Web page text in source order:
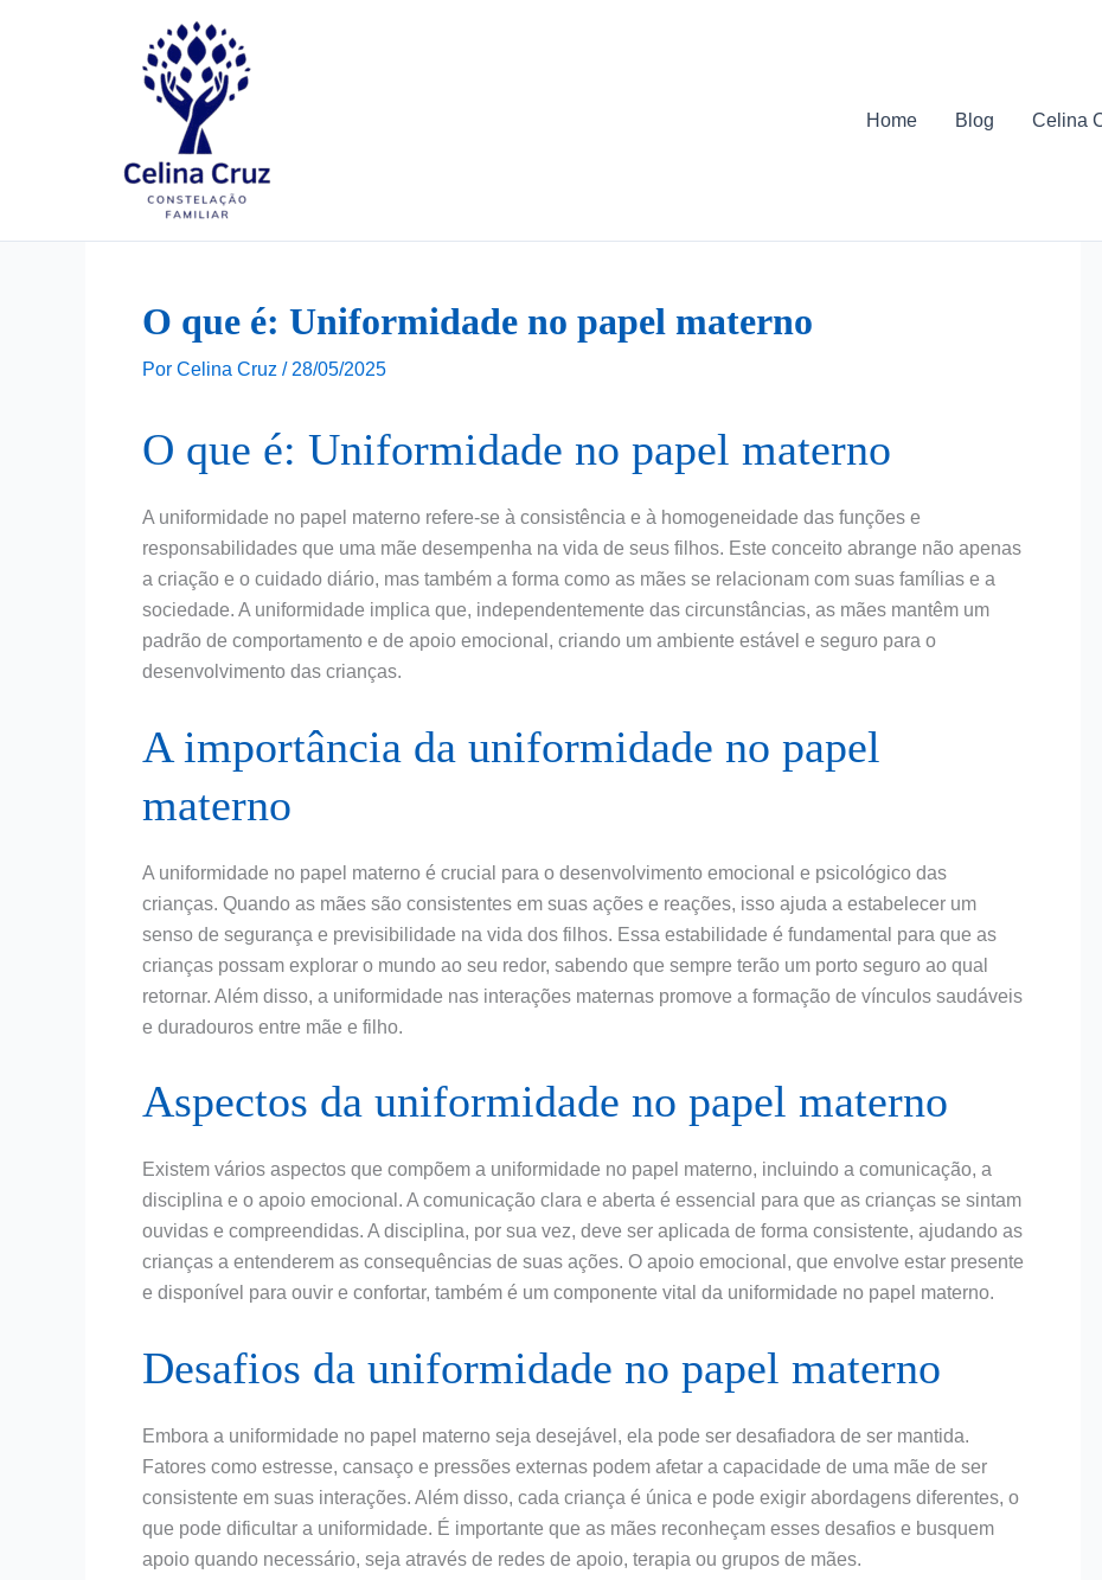
Home Blog Celina
O que é: Uniformidade no papel materno
Por Celina Cruz / 28/05/2025
O que é: Uniformidade no papel materno
A uniformidade no papel materno refere-se à consistência e à homogeneidade das funções e
responsabilidades que uma mãe desempenha na vida de seus filhos. Este conceito abrange não apenas
a criação e o cuidado diário, mas também a forma como as mães se relacionam com suas famílias e a
sociedade. A uniformidade implica que, independentemente das circunstâncias, as mães mantêm um
padrão de comportamento e de apoio emocional, criando um ambiente estável e seguro para o
desenvolvimento das crianças.
A importância da uniformidade no papel
materno
A uniformidade no papel materno é crucial para o desenvolvimento emocional e psicológico das
crianças. Quando as mães são consistentes em suas ações e reações, isso ajuda a estabelecer um
senso de segurança e previsibilidade na vida dos filhos. Essa estabilidade é fundamental para que as
crianças possam explorar o mundo ao seu redor, sabendo que sempre terão um porto seguro ao qual
retornar. Além disso, a uniformidade nas interações maternas promove a formação de vínculos saudáveis
e duradouros entre mãe e filho.
Aspectos da uniformidade no papel materno
Existem vários aspectos que compõem a uniformidade no papel materno, incluindo a comunicação, a
disciplina e o apoio emocional. A comunicação clara e aberta é essencial para que as crianças se sintam
ouvidas e compreendidas. A disciplina, por sua vez, deve ser aplicada de forma consistente, ajudando as
crianças a entenderem as consequências de suas ações. O apoio emocional, que envolve estar presente
e disponível para ouvir e confortar, também é um componente vital da uniformidade no papel materno.
Desafios da uniformidade no papel materno
Embora a uniformidade no papel materno seja desejável, ela pode ser desafiadora de ser mantida.
Fatores como estresse, cansaço e pressões externas podem afetar a capacidade de uma mãe de ser
consistente em suas interações. Além disso, cada criança é única e pode exigir abordagens diferentes, o
que pode dificultar a uniformidade. É importante que as mães reconheçam esses desafios e busquem
apoio quando necessário, seja através de redes de apoio, terapia ou grupos de mães.